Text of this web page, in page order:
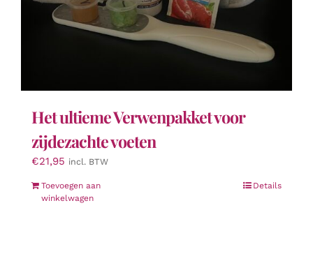
Het ultieme Verwenpakket voor
zijdezachte voeten
€21,95 incl. BTW
Toevoegen aan
winkelwagen
Details